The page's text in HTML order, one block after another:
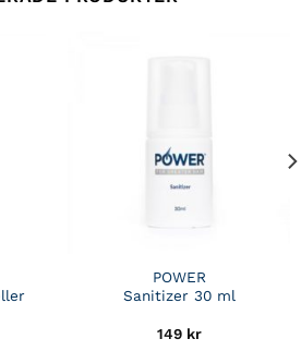
POWER
Sanitizer 30 ml
149 kr